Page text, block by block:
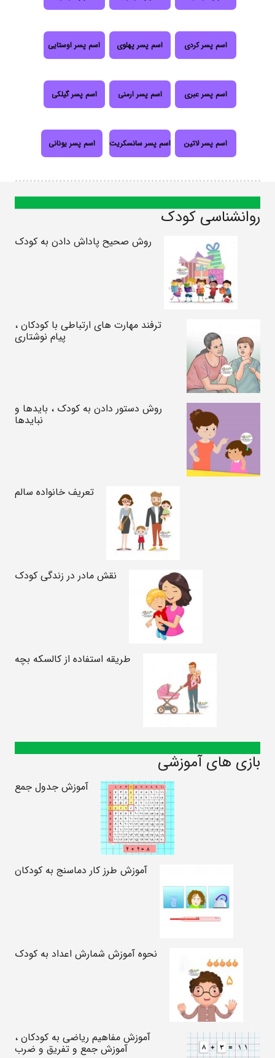
اسم پسر کردی اسم پسر پهلوی اسم پسر اوستایی
اسم پسر عبری اسم پسر ارمنی اسم پسر گیلکی
اسم پسر لاتین اسم پسر سانسکریت اسم پسر یونانی
روانشناسی کودک
روش صحیح پاداش دادن به کودک
ترفند مهارت های ارتباطی با کودکان ،
پیام نوشتاری
روش دستور دادن به کودک ، بایدها و
نبایدها
تعریف خانواده سالم
نقش مادر در زندگی کودک
طریقه استفاده از کالسکه بچه
بازی های آموزشی
آموزش جدول جمع
آموزش طرز کار دماسنج به کودکان
نحوه آموزش شمارش اعداد به کودک
آموزش مفاهیم ریاضی به کودکان ،
آموزش جمع و تفریق و ضرب